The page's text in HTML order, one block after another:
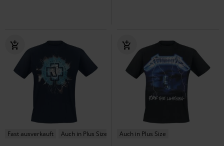
Fast ausverkauft Auch in Plus Size Auch in Plus Size